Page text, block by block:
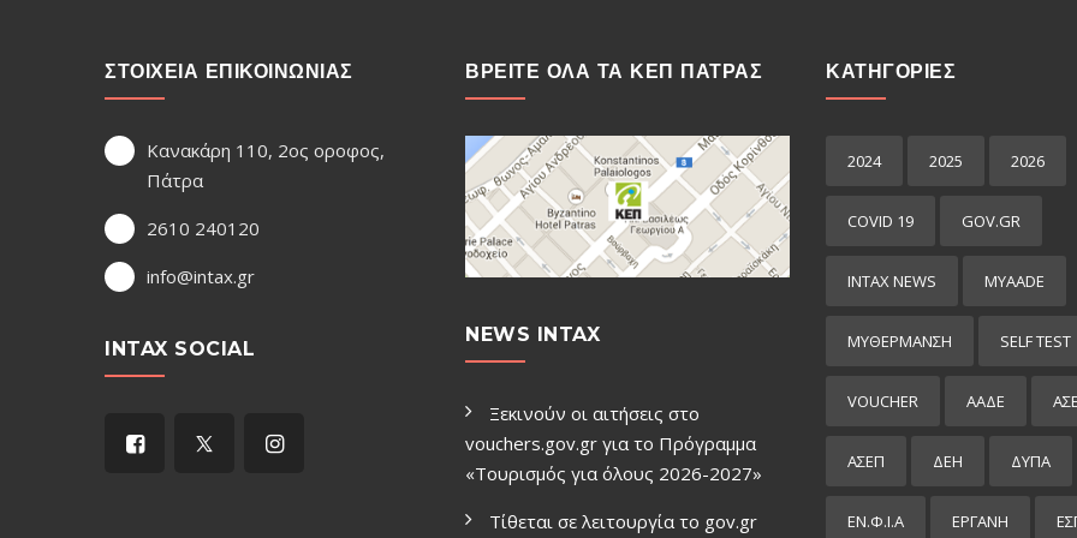
ΣΤΟΙΧΕΙΑ ΕΠΙΚΟΙΝΩΝΙΑΣ
Κανακάρη 110, 2ος οροφος,
Πάτρα
2610 240120
info@intax.gr
INTAX SOCIAL
ΒΡΕΙΤΕ ΟΛΑ ΤΑ ΚΕΠ ΠΑΤΡΑΣ
NEWS INTAX
Ξεκινούν οι αιτήσεις στο
vouchers.gov.gr για το Πρόγραμμα
«Τουρισμός για όλους 2026-2027»
Τίθεται σε λειτουργία το gov.gr
ΚΑΤΗΓΟΡΙΕΣ
2024 2025 2026
COVID 19 GOV.GR
INTAX NEWS MYAADE
MYΘΈΡΜΑΝΣΗ SELF TEST
VOUCHER ΑΑΔΕ
ΑΣΕΠ ΔΕΗ ΔΥΠΑ
ΕΝ.Φ.Ι.Α ΕΡΓΑΝΗ